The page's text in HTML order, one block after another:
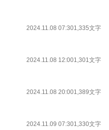
2024.11.08 07:301,335文字
2024.11.08 12:001,301文字
2024.11.08 20:001,389文字
2024.11.09 07:301,330文字